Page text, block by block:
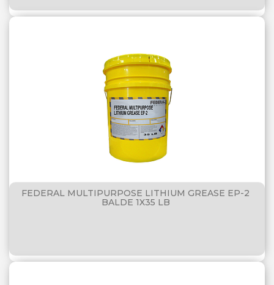
FEDERAL MULTIPURPOSE LITHIUM GREASE EP-2
BALDE 1X35 LB